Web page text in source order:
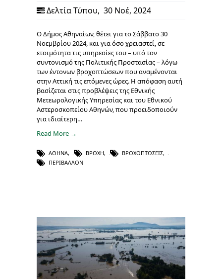
Δελτία Τύπου, 30 Νοέ, 2024
Ο Δήμος Αθηναίων, θέτει για το Σάββατο 30
Νοεμβρίου 2024, και για όσο χρειαστεί, σε
ετοιμότητα τις υπηρεσίες του – υπό τον
συντονισμό της Πολιτικής Προστασίας – λόγω
των έντονων βροχοπτώσεων που αναμένονται
στην Αττική τις επόμενες ώρες. Η απόφαση αυτή
βασίζεται στις προβλέψεις της Εθνικής
Μετεωρολογικής Υπηρεσίας και του Εθνικού
Αστεροσκοπείου Αθηνών, που προειδοποιούν
για ιδιαίτερη…
Read More →
ΑΘΉΝΑ, ΒΡΟΧΉ, ΒΡΟΧΟΠΤΏΣΕΙΣ,
ΠΕΡΙΒΆΛΛΟΝ